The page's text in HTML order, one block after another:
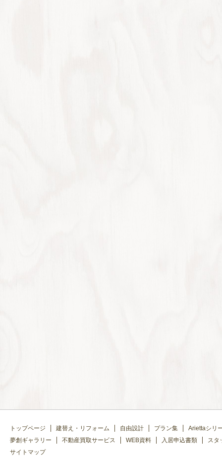
トップページ 建替え・リフォーム 自由設計 プラン集
Ariettaシリ
夢創ギャラリー
不動産買取サービス WEB資料 入居申込書類
スタ
サイトマップ